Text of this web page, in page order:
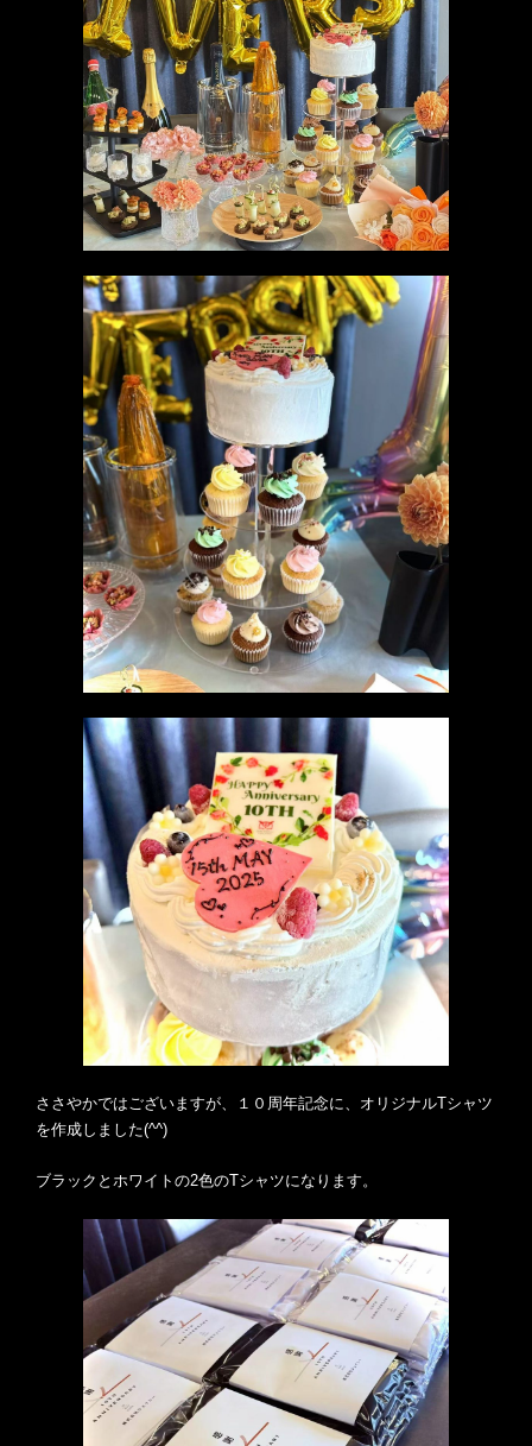
ささやかではございますが、１０周年記念に、オリジナルTシャツ
を作成しました(^^)
ブラックとホワイトの2色のTシャツになります。